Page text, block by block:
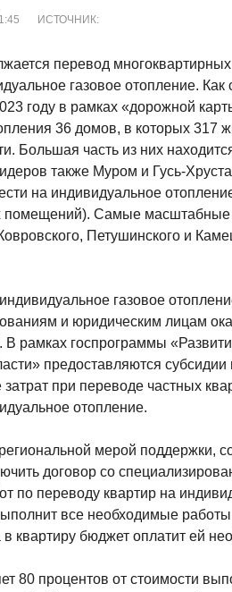
ИСТОЧНИК:
перевод
газовое отопление. Как
году в рамках «дорожной
36 домов, в которых
Большая часть из них
также Муром и Гусь-
на индивидуальное
Самые масштабные
Петушинского и
газовое
и юридическим лицам
рамках госпрограммы
предоставляются субсидии
при переводе частных
отопление.
мерой поддержки,
договор со
по переводу квартир на
все необходимые
квартиру бюджет оплатит ей
80 процентов от стоимости